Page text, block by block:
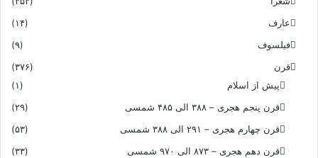
عارف
(۱۴)
فیلسوف
(۹)
قرن
(۳۷۶)
پیش از اسلام
(۱)
قرن پنجم هجری – ۳۸۸ الی ۴۸۵ شمسی
(۲۹)
قرن چهارم هجری – ۲۹۱ الی ۳۸۸ شمسی
(۵۳)
قرن دهم هجری – ۸۷۳ الی ۹۷۰ شمسی
(۳۳)